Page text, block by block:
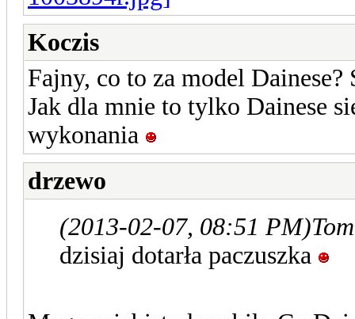
Koczis
Fajny, co to za model
Jak dla mnie to tylko Dainese
wykonania
drzewo
(2013-02-07, 08:51 PM)
dzisiaj dotarła paczuszka